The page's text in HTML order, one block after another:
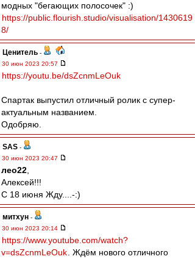
модных "бегающих полосочек" :)
https://public.flourish.studio/visualisation/1430619
8/
Ценитель -
30 июн 2023 20:57
https://youtu.be/dsZcnmLeOuk
Спартак выпустил отличный ролик с супер-
актуальным названием.
Одобряю.
SAS -
30 июн 2023 20:47
лео22
Алексей!!!
С 18 июня Жду....-:)
митхун -
30 июн 2023 20:14
https://www.youtube.com/watch?
v=dsZcnmLeOuk . Ждём нового отличного